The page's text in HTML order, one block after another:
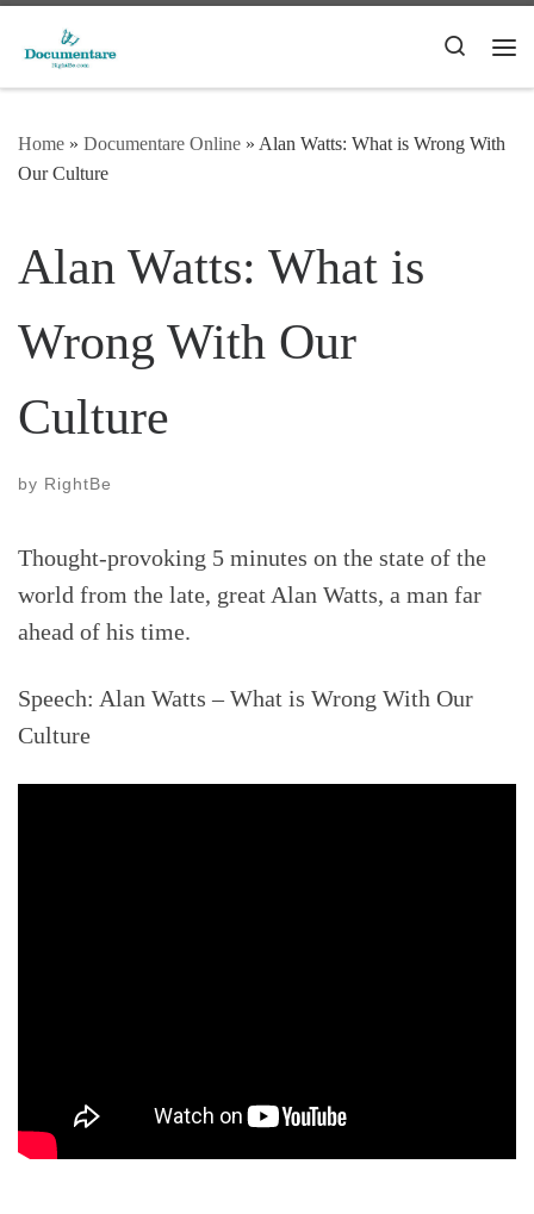
Skip to content
Search
Home » Documentare Online » Alan Watts: What is Wrong With
Our Culture
Alan Watts: What is
Wrong With Our
Culture
by RightBe
Thought-provoking 5 minutes on the state of the
world from the late, great Alan Watts, a man far
ahead of his time.
Speech: Alan Watts – What is Wrong With Our
Culture